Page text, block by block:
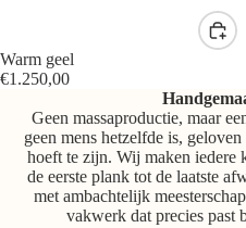
Warm geel
€1.250,00
Geen massaproductie, maar
geen mens hetzelfde is,
hoeft te zijn. Wij maken iedere
de eerste plank tot de laatste
met ambachtelijk
vakwerk dat precies past